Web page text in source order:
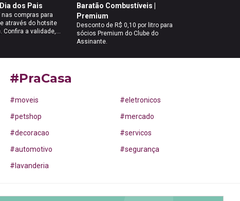
dos Pais
nas compras para
através do hotsite
Confira a validade,
Baratão Combustíveis |
Premium
Desconto de R$ 0,10 por litro para
sócios Premium do Clube do
Assinante.
#PraCasa
#moveis #eletronicos
#petshop #mercado
#decoracao #servicos
#automotivo #segurança
# lavanderia